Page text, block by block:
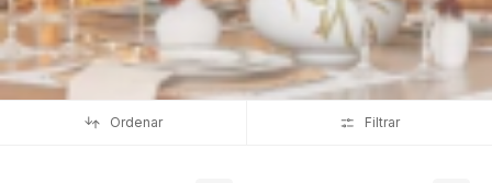
Ordenar Filtrar